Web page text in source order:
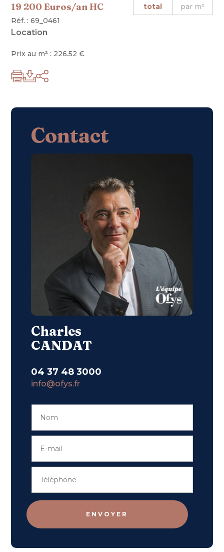
19 200 Euros/an HC total
par m²
Réf. : 69_0461
Location
Prix au m² : 226.52 €
Contact
Charles
CANDAT
04 37 48 3000
info@ofys.fr
ENVOYER